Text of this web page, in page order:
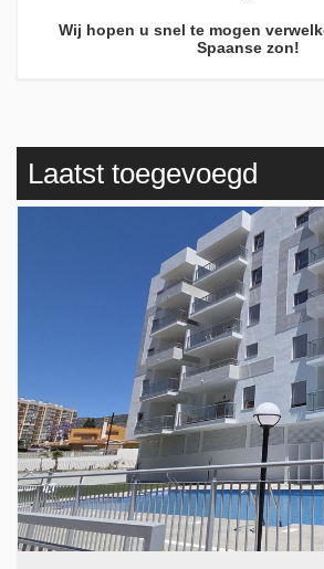
Wij hopen u snel te mogen
Spaanse zon!
Laatst toegevoegd